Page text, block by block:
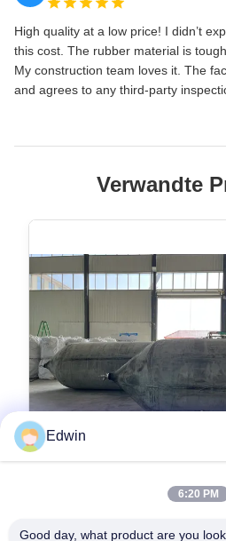
High quality at a low price! I didn’t
this cost. The rubber material is
My construction team loves it. The
and agrees to any third-party
Verwandte
Schiff und Schiff
Edwin
6:20 PM
Good day, what product are you